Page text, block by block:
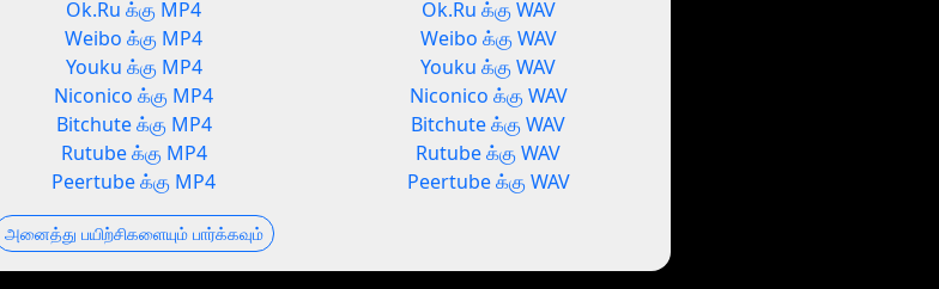
Ok.Ru க்கு MP4
Weibo க்கு MP4
Youku க்கு MP4
Niconico க்கு MP4
Bitchute க்கு MP4
Rutube க்கு MP4
Peertube க்கு MP4
Ok.Ru க்கு WAV
Weibo க்கு WAV
Youku க்கு WAV
Niconico க்கு WAV
Bitchute க்கு WAV
Rutube க்கு WAV
Peertube க்கு WAV
அனைத்து பயிற்சிகளையும் பார்க்கவும்